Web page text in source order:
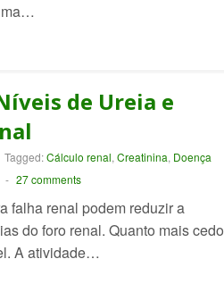
de Ureia e
Tagged:Cálculo renal, Creatinina, Doença
- 27 comments
falha renal podem reduzir a
do foro renal. Quanto mais cedo
A atividade…